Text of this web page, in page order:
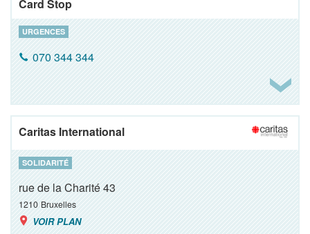
Card Stop
URGENCES
070 344 344
Caritas International
SOLIDARITÉ
rue de la Charité 43
1210 Bruxelles
VOIR PLAN